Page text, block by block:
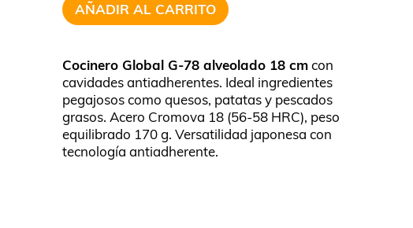
AÑADIR AL CARRITO
Cocinero Global G-78 alveolado 18 cmcon
cavidades antiadherentes. Ideal ingredientes
pegajosos como quesos, patatas y pescados
grasos. Acero Cromova 18 (56-58 HRC), peso
equilibrado 170 g. Versatilidad japonesa con
tecnología antiadherente.